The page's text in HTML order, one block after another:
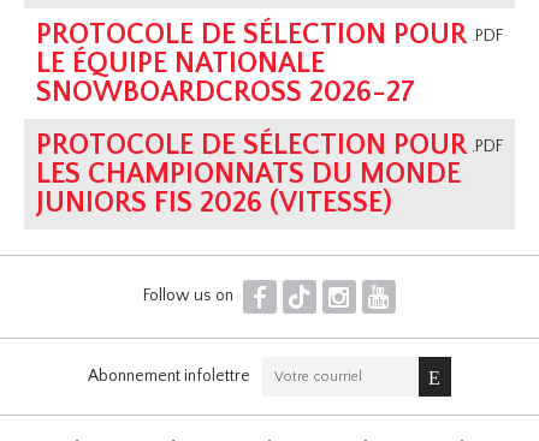
.PDF
PROTOCOLE DE SÉLECTION POUR
LE ÉQUIPE NATIONALE
SNOWBOARDCROSS 2026-27
.PDF
PROTOCOLE DE SÉLECTION POUR
LES CHAMPIONNATS DU MONDE
JUNIORS FIS 2026 (VITESSE)
Follow us on F T I Y
Abonnement infolettre